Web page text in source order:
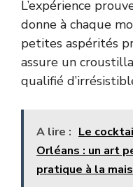
L’expérience
donne à chaque
petites aspérités
assure un
qualifié
A lire : Le
Orléans : un art
pratique à la